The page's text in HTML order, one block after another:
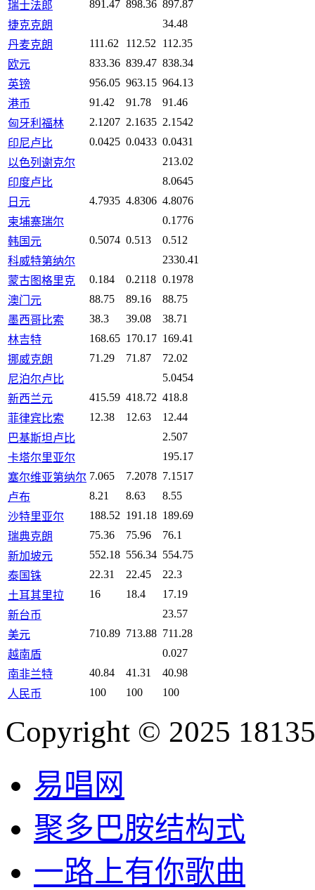
瑞士法郎 891.47 898.36 897.87
捷克克朗
34.48
丹麦克朗
111.62 112.52
112.35
欧元
833.36 839.47 838.34
英镑
956.05 963.15 964.13
港币
91.42 91.78
91.46
匈牙利福林
2.1207 2.1635 2.1542
印尼卢比
0.0425 0.0433 0.0431
以色列谢克尔
213.02
印度卢比
8.0645
日元
4.7935 4.8306 4.8076
柬埔寨瑞尔
0.1776
韩国元
0.5074 0.513
0.512
科威特第纳尔
2330.41
蒙古图格里克
0.184 0.2118 0.1978
澳门元
88.75 89.16
88.75
墨西哥比索
38.3 39.08
38.71
林吉特
168.65 170.17 169.41
挪威克朗
71.29 71.87
72.02
尼泊尔卢比
5.0454
新西兰元
415.59 418.72 418.8
菲律宾比索
12.38 12.63
12.44
巴基斯坦卢比
2.507
卡塔尔里亚尔
195.17
塞尔维亚第纳尔 7.065 7.2078 7.1517
卢布
8.21 8.63
8.55
沙特里亚尔
188.52 191.18 189.69
瑞典克朗
75.36 75.96
76.1
新加坡元
552.18 556.34 554.75
泰国铢
22.31 22.45
22.3
土耳其里拉
16 18.4
17.19
新台币
23.57
美元
710.89 713.88 711.28
越南盾
0.027
南非兰特
40.84 41.31
40.98
人民币
100 100 100
Copyright © 2025
易唱网
聚多巴胺结构式
一路上有你歌曲